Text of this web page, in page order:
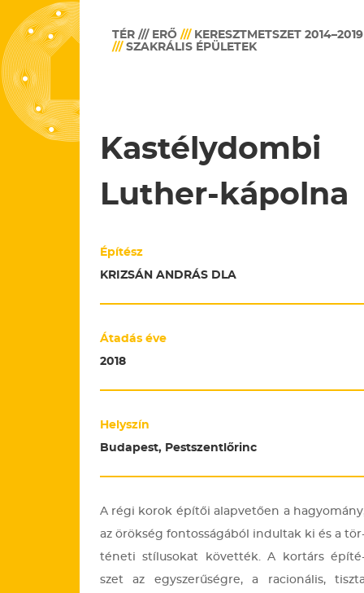
TÉR /// ERŐ /// KERESZTMETSZET 2014–2019
/// SZAKRÁLIS ÉPÜLETEK
Kastélydombi
Luther-kápolna
Építész
KRIZSÁN ANDRÁS DLA
Átadás éve
2018
Helyszín
Budapest, Pestszentlőrinc
A régi korok épí­tői alap­ve­tő­en a
az örök­ség fon­tos­sá­gá­ból in­dul­tak ki és a
té­ne­ti stí­lu­so­kat kö­vet­ték. A kor­társ
szet az egy­sze­rű­ség­re, a ra­ci­o­ná­lis,